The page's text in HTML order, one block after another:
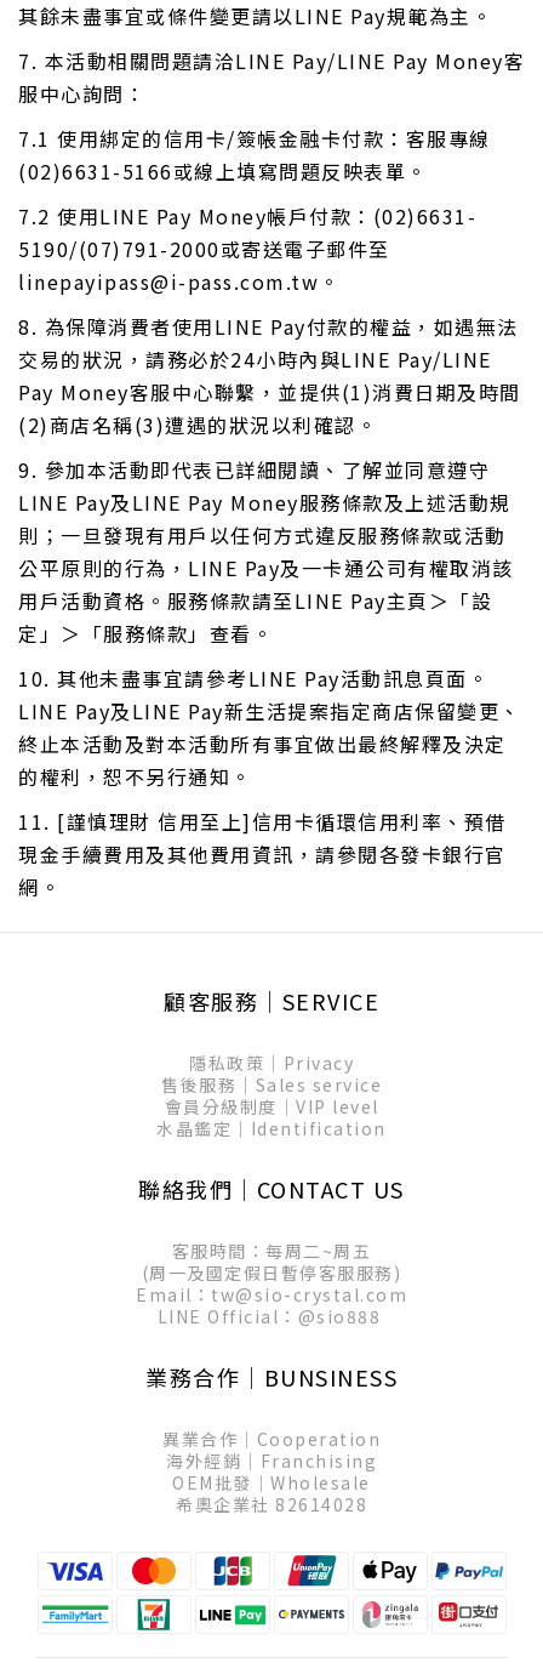
其餘未盡事宜或條件變更請以LINE Pay規範為主。
7. 本活動相關問題請洽LINE Pay/LINE Pay Money客
服中心詢問：
7.1 使用綁定的信用卡/簽帳金融卡付款：客服專線
(02)6631-5166或線上填寫問題反映表單。
7.2 使用LINE Pay Money帳戶付款：(02)6631-
5190/(07)791-2000或寄送電子郵件至
linepayipass@i-pass.com.tw。
8. 為保障消費者使用LINE Pay付款的權益，如遇無法
交易的狀況，請務必於24小時內與LINE Pay/LINE
Pay Money客服中心聯繫，並提供(1)消費日期及時間
(2)商店名稱(3)遭遇的狀況以利確認。
9. 參加本活動即代表已詳細閱讀、了解並同意遵守
LINE Pay及LINE Pay Money服務條款及上述活動規
則；一旦發現有用戶以任何方式違反服務條款或活動
公平原則的行為，LINE Pay及一卡通公司有權取消該
用戶活動資格。服務條款請至LINE Pay主頁＞「設
定」＞「服務條款」查看。
10. 其他未盡事宜請參考LINE Pay活動訊息頁面。
LINE Pay及LINE Pay新生活提案指定商店保留變更、
終止本活動及對本活動所有事宜做出最終解釋及決定
的權利，恕不另行通知。
11. [謹慎理財 信用至上]信用卡循環信用利率、預借
現金手續費用及其他費用資訊，請參閱各發卡銀行官
網。
顧客服務│SERVICE
隱私政策│Privacy
售後服務│Sales service
會員分級制度│VIP level
水晶鑑定│Identification
聯絡我們│CONTACT US
客服時間：每周二~周五
(周一及國定假日暫停客服服務)
Email：tw@sio-crystal.com
LINE Official： @sio888
業務合作│BUNSINESS
異業合作│Cooperation
海外經銷│Franchising
OEM批發│Wholesale
希奧企業社 82614028